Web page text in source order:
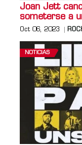
Joan Jett
someterse a
Oct 06, 2023
NOTICIAS